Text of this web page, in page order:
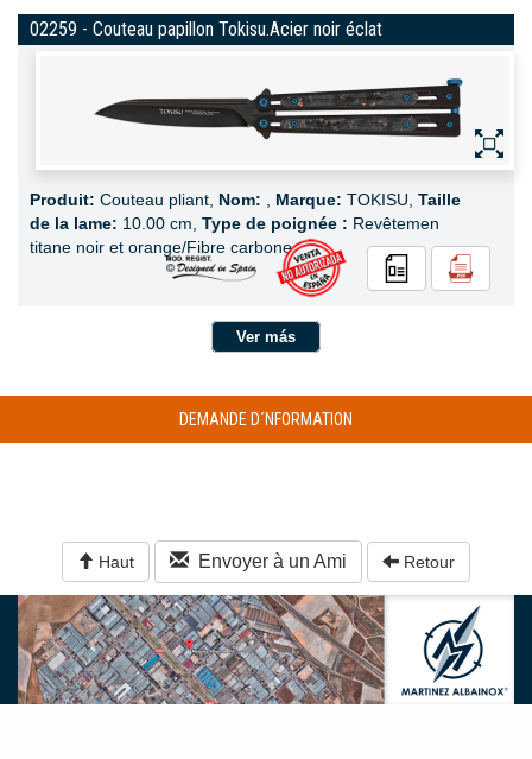
02259 - Couteau papillon Tokisu.Acier noir éclat
Produit: Couteau pliant, Nom: Marque: TOKISU, Taille
de la lame: 10.00 cm, Type de poignée : Revêtemen
titane noir et orange/Fibre carbone
Ver más
DEMANDE D´NFORMATION
Haut Envoyer à un Ami Retour